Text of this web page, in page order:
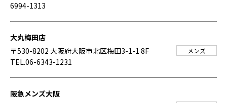
6994-1313
大丸梅田店
〒530-8202 大阪府大阪市北区梅田3-1-1 8F
TEL.06-6343-1231
メンズ
阪急メンズ大阪